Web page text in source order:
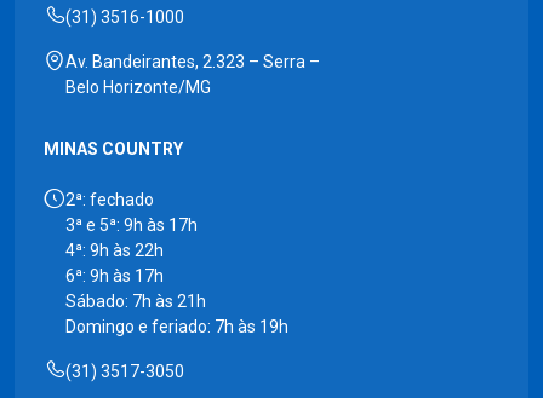
(31) 3516-1000
Av. Bandeirantes, 2.323 – Serra –
Belo Horizonte/MG
MINAS COUNTRY
2ª: fechado
3ª e 5ª: 9h às 17h
4ª: 9h às 22h
6ª: 9h às 17h
Sábado: 7h às 21h
Domingo e feriado: 7h às 19h
(31) 3517-3050